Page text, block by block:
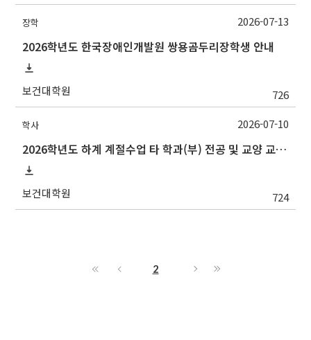
장학
2026학년도 한국장애인개발원 쌍용곰두리장학생 안내
보건대학원 726
2026-07-13
학사
2026학년도 하계 계절수업 타 학과(부) 전공 및 교양 교과목 성적평가방법 선택제 신청 안내(~7/15 수)
보건대학원 724
2026-07-10
2